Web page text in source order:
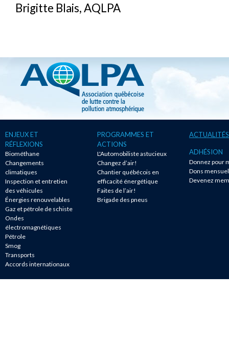
Brigitte Blais, AQLPA
ENJEUX ET
RÉFLEXIONS
Biométhane
Changements
climatiques
Inspection et entretien
des véhicules
Énergies renouvelables
Gaz et pétrole de schiste
Ondes
électromagnétiques
Pétrole
Smog
Transports
Accords internationaux
PROGRAMMES ET
ACTIONS
L'Automobiliste astucieux
Changez d’air!
Chantier québécois en
efficacité énergétique
Faites de l’air!
Brigade des pneus
ACTUALITÉS
ADHÉSION
Donnez pour
Dons
Devenez